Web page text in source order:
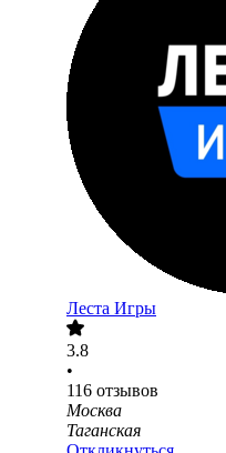
Леста Игры
3.8
•
116 отзывов
Москва
Таганская